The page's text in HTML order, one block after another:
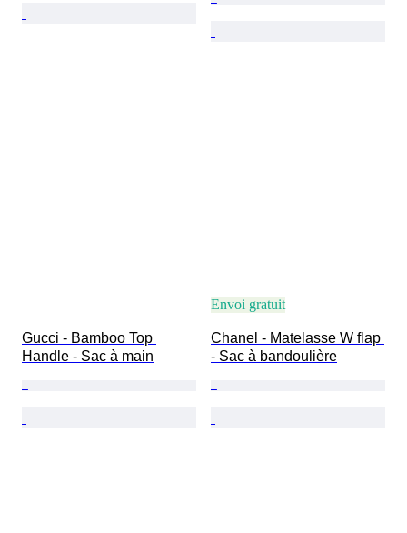
Gucci - Bamboo Top
Handle - Sac à main
Envoi gratuit
Chanel - Matelasse W flap
- Sac à bandoulière